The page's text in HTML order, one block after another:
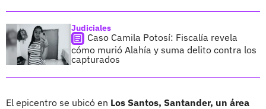
Judiciales
Caso Camila Potosí: Fiscalía revela
cómo murió Alahía y suma delito contra los
capturados
El epicentro se ubicó en Los Santos, Santander, un área